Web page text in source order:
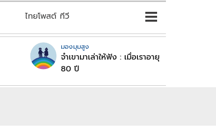
ไทยโพสต์ ทีวี
มองมุมสูง
จำเขามาเล่าให้ฟัง : เมื่อเราอายุ
80 ปี